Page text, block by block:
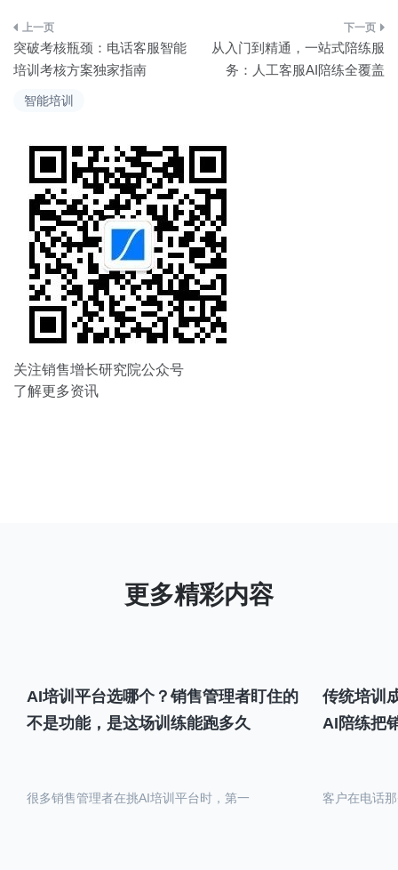
智能培训
文
章
导
突破考核瓶颈：电话客服智能
培训考核方案独家指南
从入门到精通，一站式陪练服
务：人工客服AI陪练全覆盖
关注销售增长研究院公众号
了解更多资讯
AI培训平台选哪个？销售管理者盯住的
不是功能，是这场训练能跑多久
很多销售管理者在挑AI培训平台时，第一
传统培训
AI陪练把
客户在电话